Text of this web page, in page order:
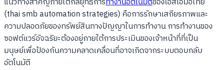
(thai smb automation strategies) คือการรักษาเสถียรภาพและ
ความปลอดภัยของทรัพย์สินทางปัญญาในการทำงาน การทำงานของ
ซอฟต์แวร์อัจฉริยะต้องอยู่ภายใต้การประเมินของเจ้าหน้าที่ที่เป็น
มนุษย์เพื่อป้องกันความคลาดเคลื่อนที่อาจเกิดจากระบบตอบกลับ
อัตโนมัติ